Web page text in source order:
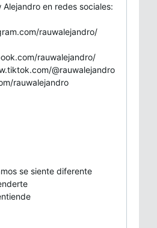
en redes sociales:
rauwalejandro/
rauwalejandro/
@rauwalejandro
rauwalejandro
se siente diferente